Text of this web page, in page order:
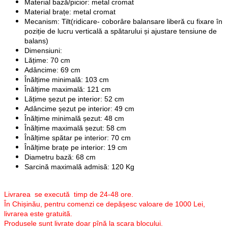
Material bază/picior: metal cromat
Material brațe: metal cromat
Mecanism: Tilt(ridicare- coborâre balansare liberă cu fixare în
poziție de lucru verticală a spătarului și ajustare tensiune de
balans)
Dimensiuni:
Lățime: 70 cm
Adâncime: 69 cm
Înălțime minimală: 103 cm
Înălțime maximală: 121 cm
Lățime șezut pe interior: 52 cm
Adâncime șezut pe interior: 49 cm
Înălțime minimală șezut: 48 cm
Înălțime maximală șezut: 58 cm
Înălțime spătar pe interior: 70 cm
Înălțime brațe pe interior: 19 cm
Diametru bază: 68 cm
Sarcină maximală admisă: 120 Kg
Livrarea se execută timp de 24-48 ore.
În Chișinău, pentru comenzi ce depășesc valoare de 1000 Lei,
livrarea este gratuită.
Produsele sunt livrate doar pînă la scara blocului.